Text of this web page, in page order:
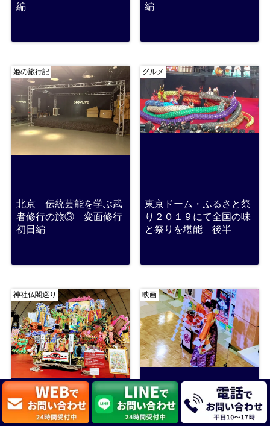
編
編
姫の旅行記
北京 伝統芸能を学ぶ武
者修行の旅③ 変面修行
初日編
グルメ
東京ドーム・ふるさと祭
り２０１９にて全国の味
と祭りを堪能 後半
神社仏閣巡り 映画